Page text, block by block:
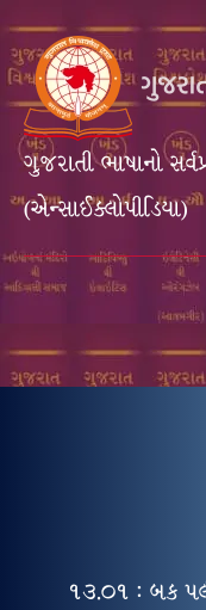
ગુજરાતી ભાષાનો
(એન્સાઈક્લોપીડિયા)
૧૩.૦૧ : બક